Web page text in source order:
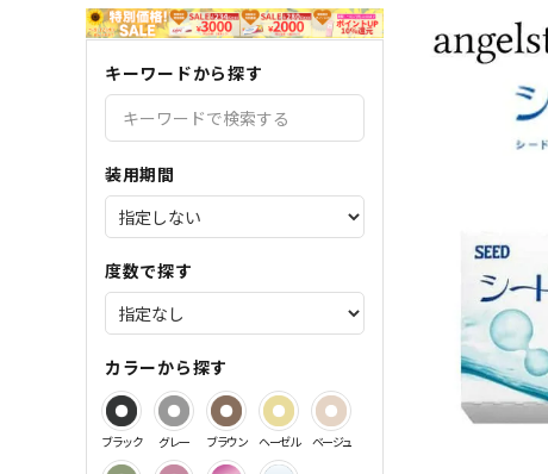
エバーカラーシリーズ シーブ
レヴィアワンマンス レヴィ
3CE
その他ブランドはこちら
乱視カラコン比較 ブルー
バレないカラコン 色素薄
サンドイッチ製法特集
キーワードから探す
装用期間
度数で探す
カラーから探す
ブラック グレー ブラウン ヘーゼル ベージュ